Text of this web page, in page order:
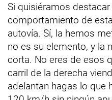
Si quisiéramos
comportamiento de
autovía. Sí, la hemos
no es su elemento, y la
corta. No eres de esos
carril de la derecha
adelantan hagas lo que